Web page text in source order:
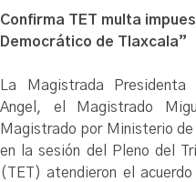
Confirma TET multa
Democrático de Tlaxcala”
La Magistrada
Angel, el Magistrado
Magistrado por Ministerio
en la sesión del Pleno del
(TET) atendieron el